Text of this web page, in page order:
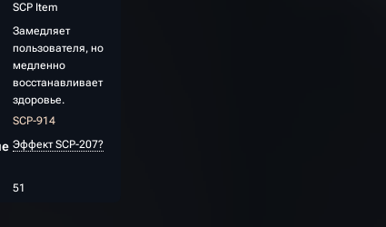
SCP Item
Замедляет
пользователя, но
медленно
восстанавливает
здоровье.
SCP-914
Эффект SCP-207?
51